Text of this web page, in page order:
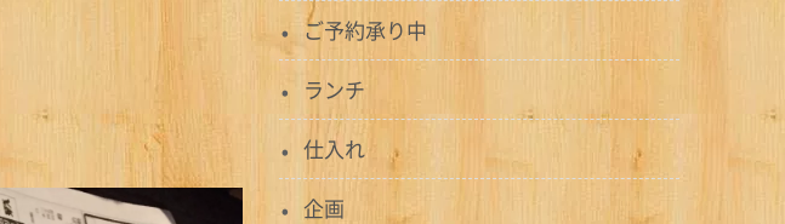
ご予約承り中
ランチ
仕入れ
企画